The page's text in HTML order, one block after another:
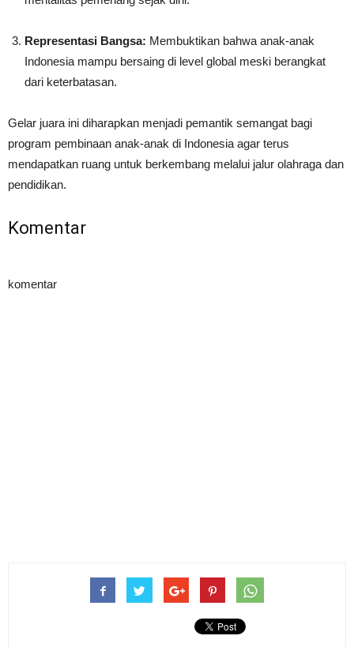
Representasi Bangsa: Membuktikan bahwa anak-anak
Indonesia mampu bersaing di level global meski berangkat
dari keterbatasan.
Gelar juara ini diharapkan menjadi pemantik semangat bagi
program pembinaan anak-anak di Indonesia agar terus
mendapatkan ruang untuk berkembang melalui jalur olahraga dan
pendidikan.
Komentar
komentar